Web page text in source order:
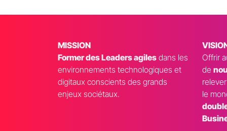
MISSION
Former des Leaders agiles dans les
environnements technologiques et
digitaux conscients des grands
enjeux sociétaux.
Offrir
de
le